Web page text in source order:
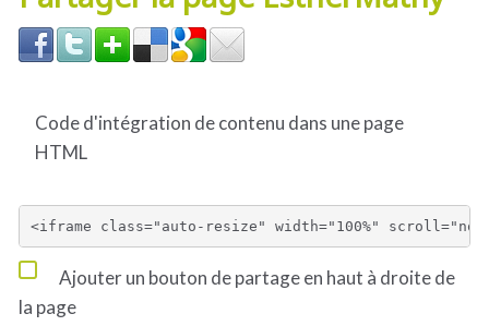
Code d'intégration de contenu dans une page
HTML
Ajouter un bouton de partage en haut à droite de
la page